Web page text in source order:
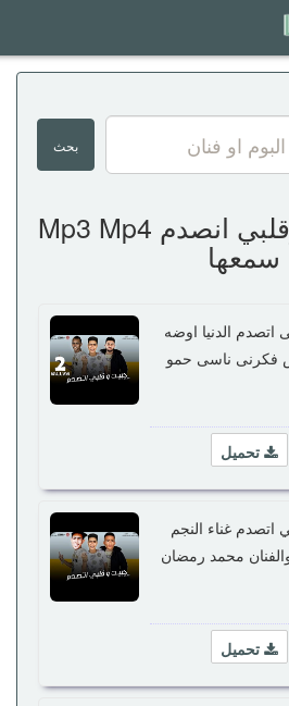
تحميل حبيت وقلبي انصدم Mp3 Mp4
سمعها
الدنيا اوضه
فكرنى ناسى حمو
تحميل
غناء النجم
محمد رمضان
تحميل